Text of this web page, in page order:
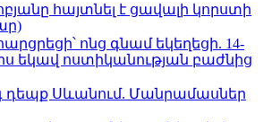
հայտնել է ցավալի կորստի
հարցրեցի՝ ոնց գնամ եկեղեցի. 14-
եկավ ոստիկանության բաժնից
Սևանում. Մանրամասներ